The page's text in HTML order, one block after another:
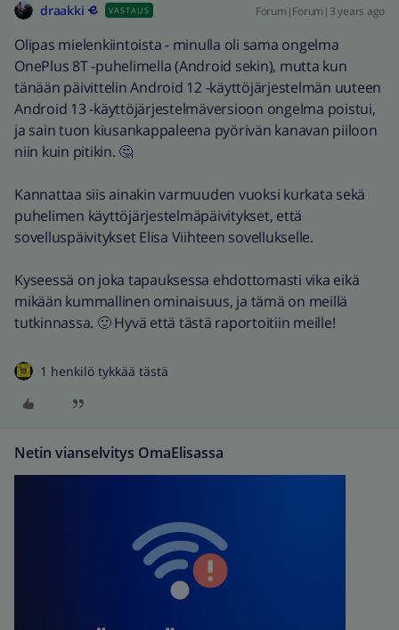
draakki VASTAUS Forum|Forum|3 years ago
Olipas mielenkiintoista - minulla oli sama ongelma
OnePlus 8T -puhelimella (Android sekin), mutta kun
tänään päivittelin Android 12 -käyttöjärjestelmän uuteen
Android 13 -käyttöjärjestelmäversioon ongelma poistui,
ja sain tuon kiusankappaleena pyörivän kanavan piiloon
niin kuin pitikin. 🤔
Kannattaa siis ainakin varmuuden vuoksi kurkata sekä
puhelimen käyttöjärjestelmäpäivitykset, että
sovelluspäivitykset Elisa Viihteen sovellukselle.
Kyseessä on joka tapauksessa ehdottomasti vika eikä
mikään kummallinen ominaisuus, ja tämä on meillä
tutkinnassa. 🙂 Hyvä että tästä raportoitiin meille!
1 henkilö tykkää tästä
Netin vianselvitys OmaElisassa